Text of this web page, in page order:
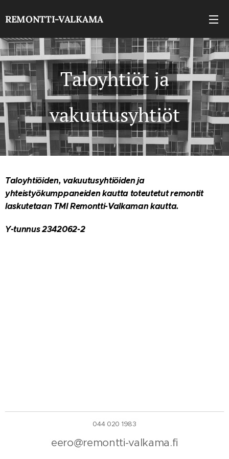
REMONTTI-VALKAMA
Taloyhtiöt ja
vakuutusyhtiöt
Taloyhtiöiden, vakuutusyhtiöiden ja
yhteistyökumppaneiden kautta toteutetut remontit
laskutetaan TMI Remontti-Valkaman kautta.
Y-tunnus 2342062-2
044 020 1983
eero@remontti-valkama.fi